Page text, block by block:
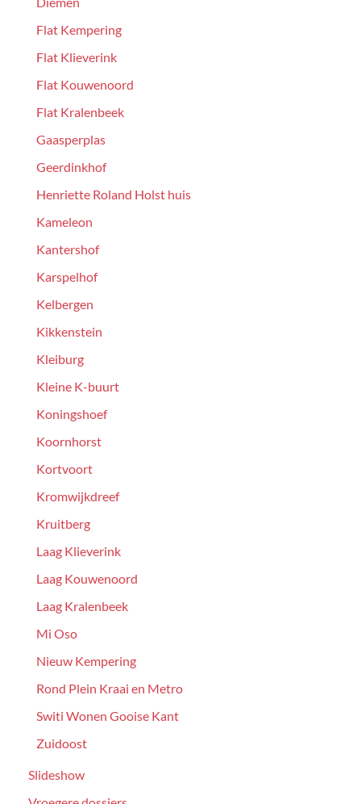
Flat Kempering
Flat Klieverink
Flat Kouwenoord
Flat Kralenbeek
Gaasperplas
Geerdinkhof
Henriette Roland Holst huis
Kameleon
Kantershof
Karspelhof
Kelbergen
Kikkenstein
Kleiburg
Kleine K-buurt
Koningshoef
Koornhorst
Kortvoort
Kromwijkdreef
Kruitberg
Laag Klieverink
Laag Kouwenoord
Laag Kralenbeek
Mi Oso
Nieuw Kempering
Rond Plein Kraai en Metro
Switi Wonen Gooise Kant
Zuidoost
Slideshow